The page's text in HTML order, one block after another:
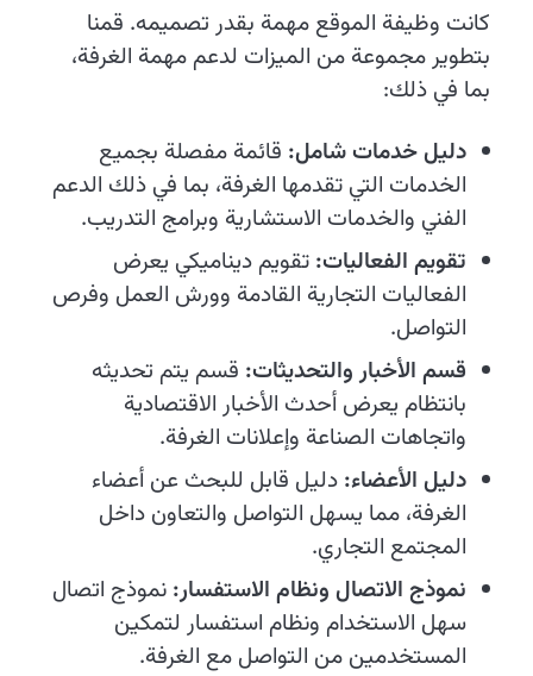
كانت وظيفة الموقع مهمة بقدر تصميمه. قمنا
بتطوير مجموعة من الميزات لدعم مهمة الغرفة،
بما في ذلك:
دليل خدمات شامل: قائمة مفصلة بجميع
الخدمات التي تقدمها الغرفة، بما في ذلك الدعم
الفني والخدمات الاستشارية وبرامج التدريب.
تقويم الفعاليات: تقويم ديناميكي يعرض
الفعاليات التجارية القادمة وورش العمل وفرص
التواصل.
قسم الأخبار والتحديثات: قسم يتم تحديثه
بانتظام يعرض أحدث الأخبار الاقتصادية
واتجاهات الصناعة وإعلانات الغرفة.
دليل الأعضاء: دليل قابل للبحث عن أعضاء
الغرفة، مما يسهل التواصل والتعاون داخل
المجتمع التجاري.
نموذج الاتصال ونظام الاستفسار: نموذج اتصال
سهل الاستخدام ونظام استفسار لتمكين
المستخدمين من التواصل مع الغرفة.